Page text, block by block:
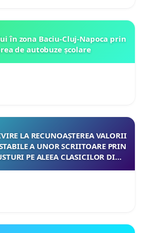
în zona Baciu-Cluj-Napoca prin
de autobuze școlare
PRIN
DIN